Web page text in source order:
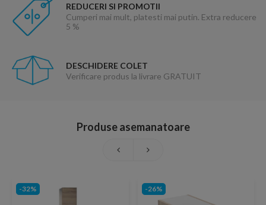
REDUCERI SI PROMOTII
Cumperi mai mult, platesti mai putin. Extra reducere
5 %
DESCHIDERE COLET
Verificare produs la livrare GRATUIT
Produse asemanatoare
-32% -26%